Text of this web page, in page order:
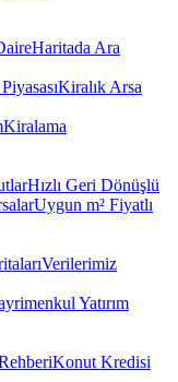
Haritada Ara
Kiralık Arsa
Kiralama
Hızlı Geri Dönüşlü
Uygun m² Fiyatlı
Verilerimiz
Yatırım
Konut Kredisi